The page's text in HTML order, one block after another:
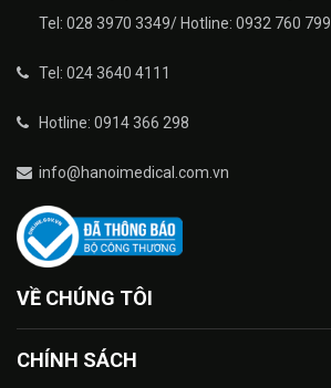
Tel: 028 3970 3349/ Hotline: 0932 760 799
Tel: 024 3640 4111
Hotline: 0914 366 298
info@hanoimedical.com.vn
VỀ CHÚNG TÔI
CHÍNH SÁCH